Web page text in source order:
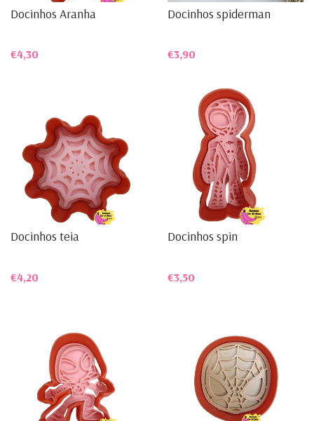
Docinhos Aranha
€4,30
Docinhos spiderman
€3,90
Docinhos teia
€4,20
Docinhos spin
€3,50